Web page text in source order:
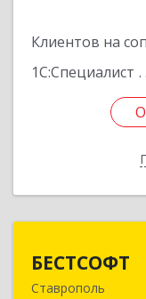
Клиентов на
1С:Специалист
БЕСТСОФТ
Ставрополь
355011,